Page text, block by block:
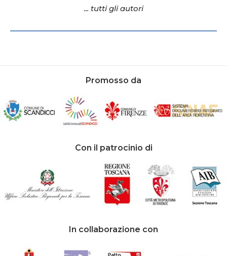
... tutti gli autori
Promosso da
Con il patrocinio di
In collaborazione con